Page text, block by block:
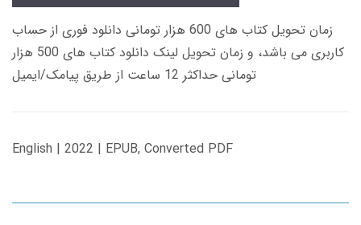
زمان تحویل کتاب های 600 هزار تومانی دانلود فوری از حساب
کاربری می باشد، و زمان تحویل لینک دانلود کتاب های 500 هزار
تومانی حداکثر 12 ساعت از طریق پیامک/ایمیل
English | 2022 | EPUB, Converted PDF